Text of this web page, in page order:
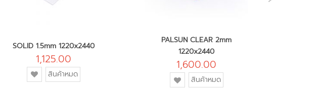
SOLID 1.5mm 1220x2440
1,125.00
เพิ่มสินค้าหมด
PALSUN CLEAR 2mm
1220x2440
1,600.00
เพิ่มสินค้าหมด